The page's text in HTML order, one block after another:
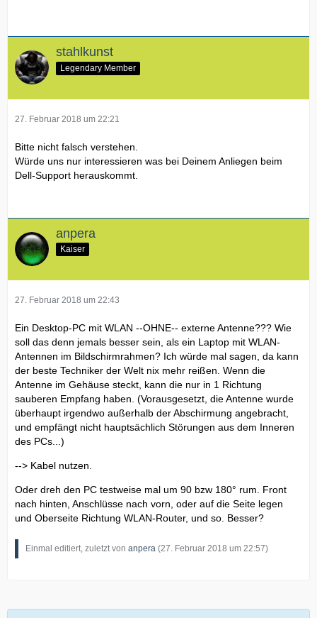
stahlkunst
Legendary Member
27. Februar 2018 um 22:21
Bitte nicht falsch verstehen.
Würde uns nur interessieren was bei Deinem Anliegen beim
Dell-Support herauskommt.
anpera
Kaiser
27. Februar 2018 um 22:43
Ein Desktop-PC mit WLAN --OHNE-- externe Antenne??? Wie
soll das denn jemals besser sein, als ein Laptop mit WLAN-
Antennen im Bildschirmrahmen? Ich würde mal sagen, da kann
der beste Techniker der Welt nix mehr reißen. Wenn die
Antenne im Gehäuse steckt, kann die nur in 1 Richtung
sauberen Empfang haben. (Vorausgesetzt, die Antenne wurde
überhaupt irgendwo außerhalb der Abschirmung angebracht,
und empfängt nicht hauptsächlich Störungen aus dem Inneren
des PCs...)
--> Kabel nutzen.
Oder dreh den PC testweise mal um 90 bzw 180° rum. Front
nach hinten, Anschlüsse nach vorn, oder auf die Seite legen
und Oberseite Richtung WLAN-Router, und so. Besser?
Einmal editiert, zuletzt von anpera (27. Februar 2018 um 22:57)